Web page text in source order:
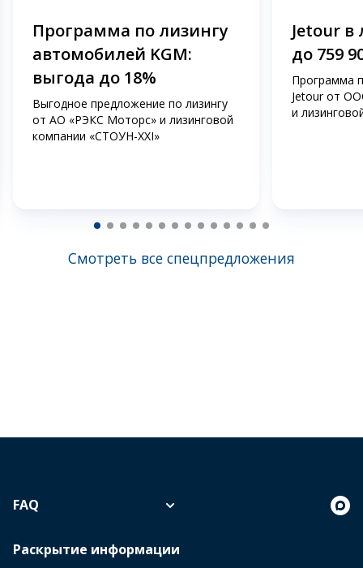
Программа по лизингу
автомобилей KGM:
выгода до 18%
Выгодное предложение по лизингу
от АО «РЭКС Моторс» и лизинговой
компании «СТОУН-ХХI»
Jetour в
до 759
Программа
Jetour от
и
Смотреть все спецпредложения
FAQ
Раскрытие информации